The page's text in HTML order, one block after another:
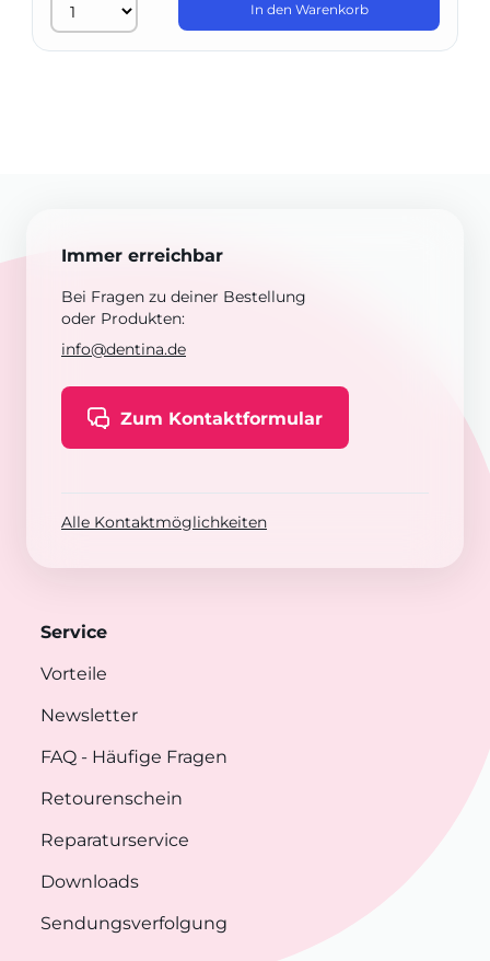
In den Warenkorb
Immer erreichbar
Bei Fragen zu deiner Bestellung
oder Produkten:
info@dentina.de
Zum Kontaktformular
Alle Kontaktmöglichkeiten
Service
Vorteile
Newsletter
FAQ - Häufige Fragen
Retourenschein
Reparaturservice
Downloads
Sendungsverfolgung